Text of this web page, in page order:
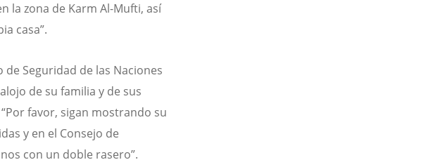
la zona de Karm Al-Mufti, así
casa”.
Seguridad de las Naciones
de su familia y de sus
favor, sigan mostrando su
y en el Consejo de
con un doble rasero”.